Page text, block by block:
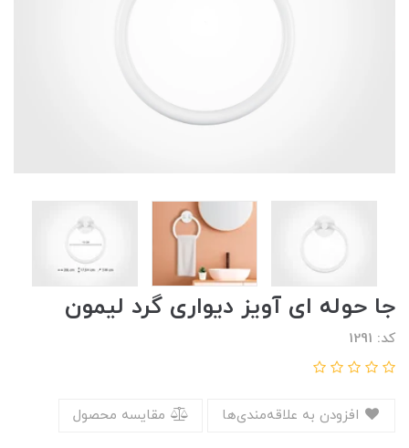
جا حوله ای آویز دیواری گرد لیمون
کد: 1291
مقایسه محصول